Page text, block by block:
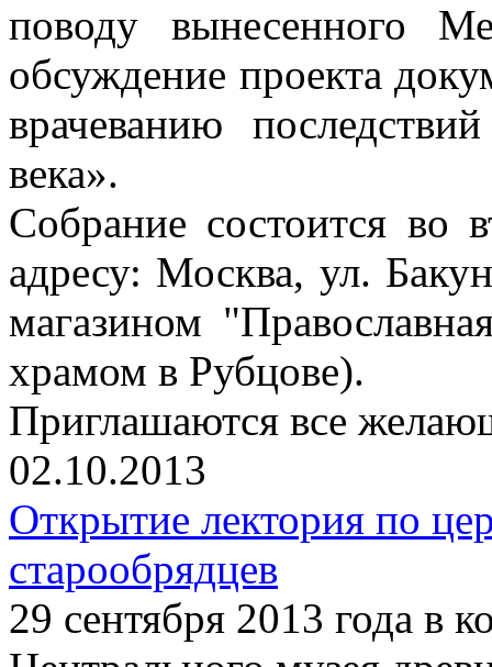
поводу вынесенного
обсуждение проекта
врачеванию
века».
Собрание состоится во
адресу: Москва, ул.
магазином
храмом в Рубцове).
Приглашаются все
02.10.2013
Открытие лектория по
старообрядцев
29 сентября 2013 года в